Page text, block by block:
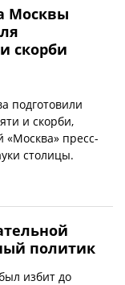
Москвы
скорби
подготовили
и скорби,
«Москва» пресс-
столицы.
политик
избит до